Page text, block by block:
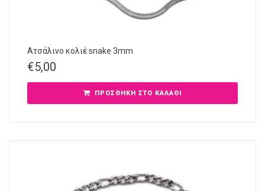
Ατσάλινο κολιέ snake 3mm
€5,00
ΠΡΟΣΘΉΚΗ ΣΤΟ ΚΑΛΆΘΙ